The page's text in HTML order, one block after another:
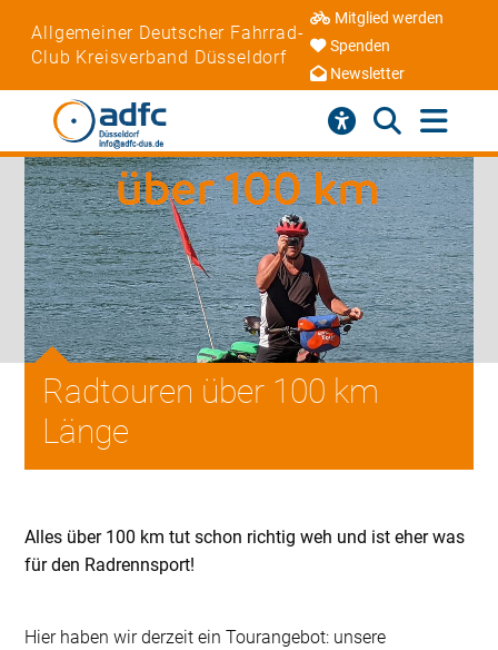
Allgemeiner Deutscher Fahrrad-
Club Kreisverband Düsseldorf
Mitglied werden
Spenden
Newsletter
Radtouren über 100 km
Länge
Alles über 100 km tut schon richtig weh und ist eher was
für den Radrennsport!
Hier haben wir derzeit ein Tourangebot: unsere